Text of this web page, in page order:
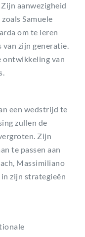
aanwezigheid
Samuele
om te leren
van zijn generatie.
ontwikkeling van
een wedstrijd te
zullen de
Zijn
te passen aan
Massimiliano
zijn strategieën